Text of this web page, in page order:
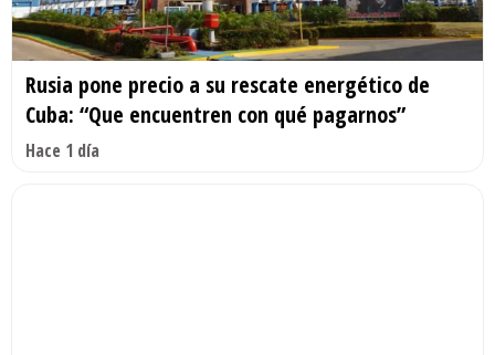
Rusia pone precio a su rescate energético de
Cuba: “Que encuentren con qué pagarnos”
Hace 1 día